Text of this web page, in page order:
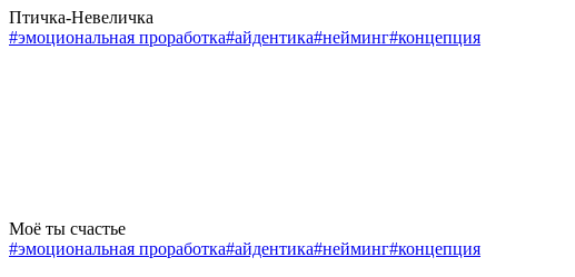
Птичка-Невеличка
#эмоциональная проработка#айдентика#нейминг#концепция
Моё ты счастье
#эмоциональная проработка#айдентика#нейминг#концепция